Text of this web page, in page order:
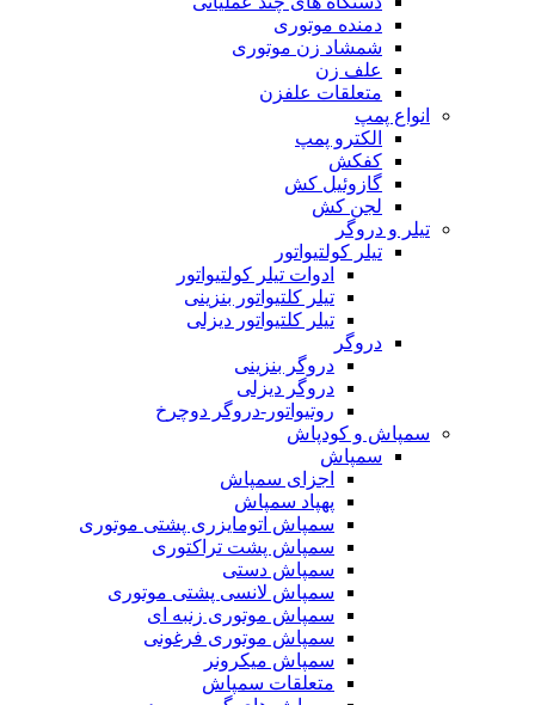
دمنده موتوری
شمشاد زن موتوری
علف زن
متعلقات علفزن
انواع پمپ
الکترو پمپ
کفکش
گازوئیل کش
لجن کش
تیلر و دروگر
تیلر کولتیواتور
ادوات تیلر کولتیواتور
تیلر کلتیواتور بنزینی
تیلر کلتیواتور دیزلی
دروگر
دروگر بنزینی
دروگر دیزلی
روتیواتور-دروگر دوچرخ
سمپاش و کودپاش
سمپاش
اجزای سمپاش
پهپاد سمپاش
سمپاش اتومایزری پشتی موتوری
سمپاش پشت تراکتوری
سمپاش دستی
سمپاش لانسی پشتی موتوری
سمپاش موتوری زنبه ای
سمپاش موتوری فرغونی
سمپاش میکرونر
متعلقات سمپاش